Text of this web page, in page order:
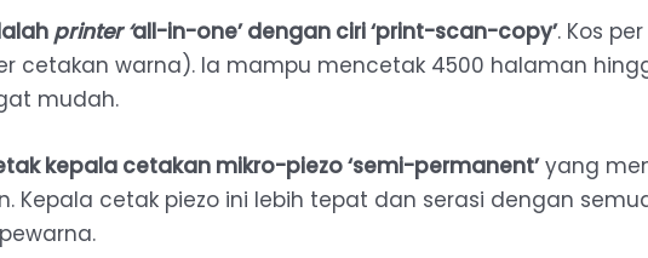
printer ‘all-in-one’ dengan ciri ‘print-scan-copy’. Kos
cetakan warna). Ia mampu mencetak 4500 halaman
mudah.
kepala cetakan mikro-piezo ‘semi-permanent’yang
Kepala cetak piezo ini lebih tepat dan serasi dengan